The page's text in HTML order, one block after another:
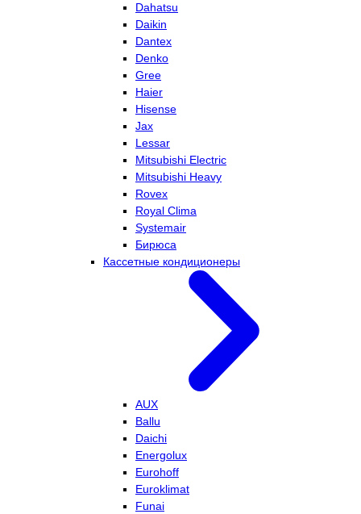
Dahatsu
Daikin
Dantex
Denko
Gree
Haier
Hisense
Jax
Lessar
Mitsubishi Electric
Mitsubishi Heavy
Rovex
Royal Clima
Systemair
Бирюса
Кассетные кондиционеры
AUX
Ballu
Daichi
Energolux
Eurohoff
Euroklimat
Funai